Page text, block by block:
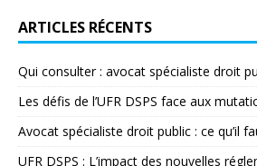
ARTICLES RÉCENTS
Qui consulter : avocat spécialiste droit
Les défis de l’UFR DSPS face aux
Avocat spécialiste droit public : ce qu’il
UFR DSPS : L’impact des nouvelles